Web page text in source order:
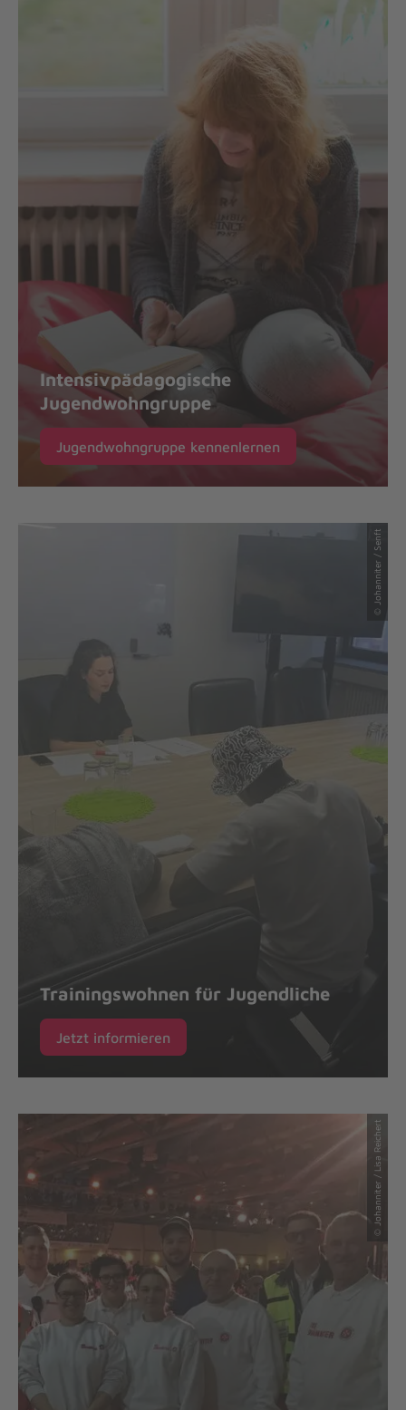
Intensivpädagogische
Jugendwohngruppe
Jugendwohngruppe kennenlernen
© Johanniter / Senft
Trainingswohnen für Jugendliche
Jetzt informieren
© Johanniter / Lisa Reichert